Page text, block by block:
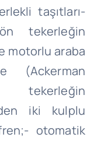
taşıtları-
tekerleğin
motorlu araba
(Ackerman
iki kulplu
otomatik